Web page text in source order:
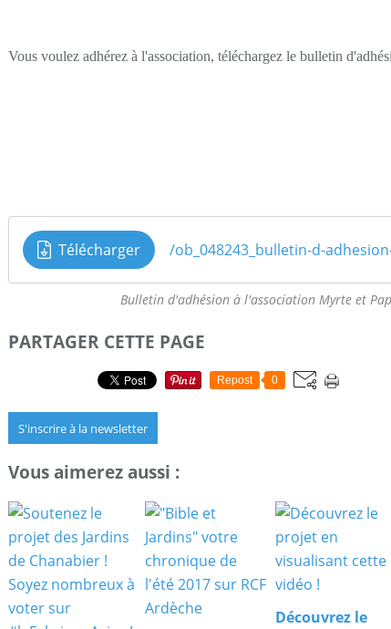
Vous voulez adhérez à l'association, téléchargez le bulletin
Télécharger /ob_048243_bulletin-d-
Bulletin d'adhésion à l'association Myrte et
PARTAGER CETTE PAGE
Repost 0
S'inscrire à la newsletter
Vous aimerez aussi :
Découvrez le